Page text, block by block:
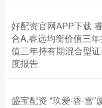
好配资官网APP下载
合A,睿远均衡价值三
值三年持有期混合型
度报告
盛宝配资 “玖爱·香·雪